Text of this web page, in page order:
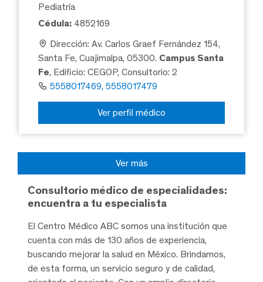
Pediatría
Cédula: 4852169
Dirección: Av. Carlos Graef Fernández 154,
Santa Fe, Cuajimalpa, 05300. Campus Santa
Fe, Edificio: CEGOP, Consultorio: 2
5558017469, 5558017479
Ver perfil médico
Ver más
Consultorio médico de especialidades:
encuentra a tu especialista
El Centro Médico ABC somos una institución que
cuenta con más de 130 años de experiencia,
buscando mejorar la salud en México. Brindamos,
de esta forma, un servicio seguro y de calidad,